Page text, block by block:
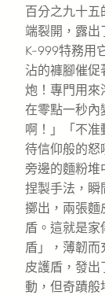
百分之九十五
端裂開，露出
K-999特務用
沾的褲腳催促
炮！專門用來
在零點一秒內
啊！」「不准
待信仰般的怒
旁邊的麵粉堆
捏製手法，瞬
擲出，兩張麵
盾。這就是家
盾」，薄韌而
皮護盾，發出
動，但奇蹟般